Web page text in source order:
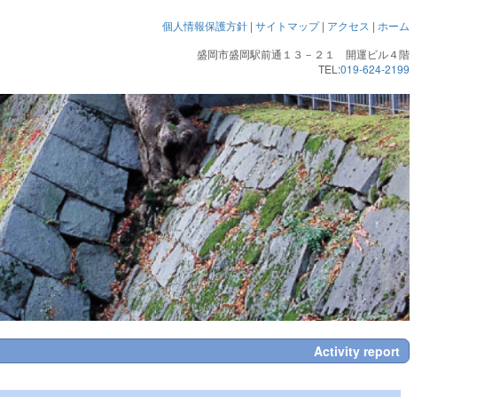
個人情報保護方針 | サイトマップ| アクセス | ホーム
盛岡市盛岡駅前通１３－２１ 開運ビル４階
TEL:019-624-2199
Activity report